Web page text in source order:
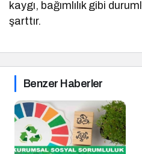
kaygı, bağımlılık gibi
şarttır.
Benzer Haberler